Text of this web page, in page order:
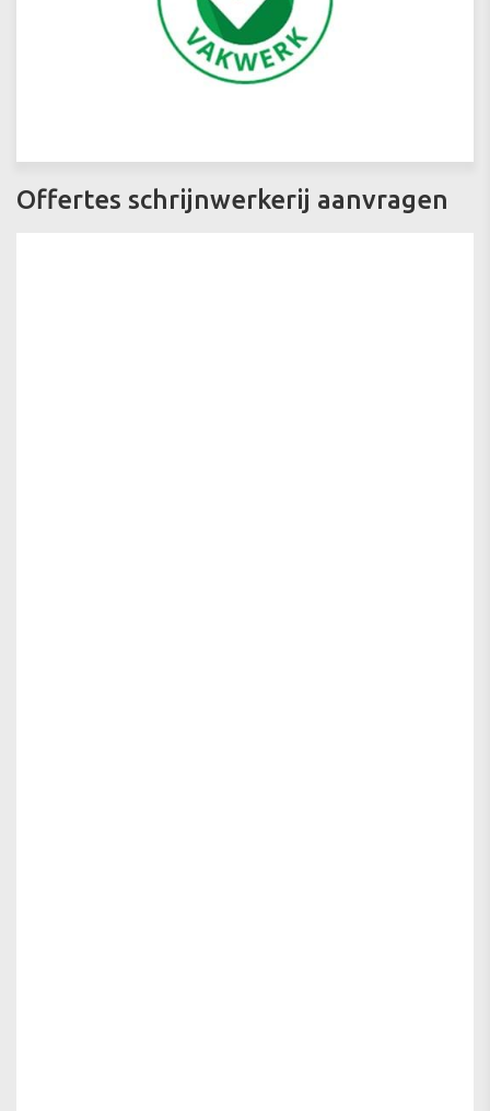
Offertes schrijnwerkerij aanvragen